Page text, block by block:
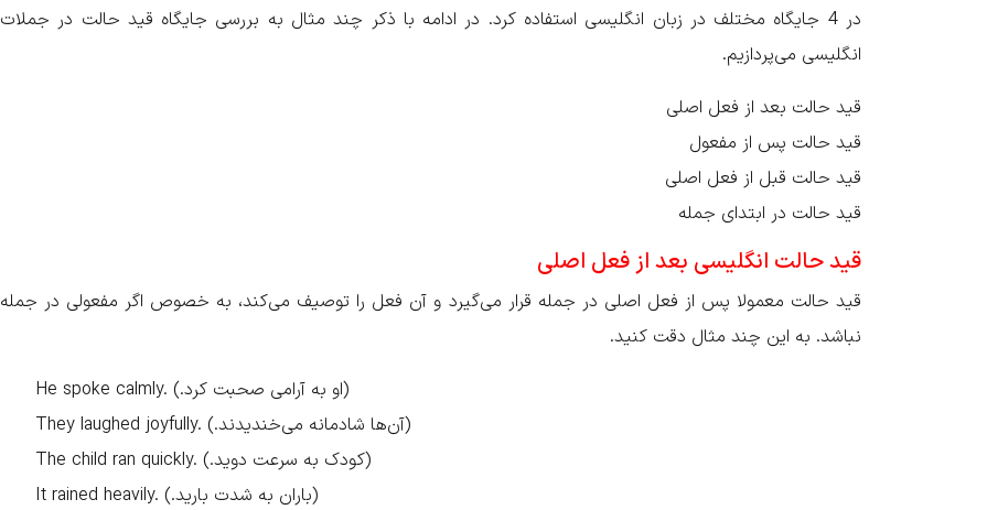
در 4 جایگاه مختلف در زبان انگلیسی استفاده کرد. در ادامه با ذکر چند مثال به بررسی جایگاه قید حالت در جملات
انگلیسی می‌پردازیم.
قید حالت بعد از فعل اصلی
قید حالت پس از مفعول
قید حالت قبل از فعل اصلی
قید حالت در ابتدای جمله
قید حالت انگلیسی بعد از فعل اصلی
قید حالت معمولا پس از فعل اصلی در جمله قرار می‌گیرد و آن فعل را توصیف می‌کند، به خصوص اگر مفعولی در جمله
نباشد. به این چند مثال دقت کنید.
He spoke calmly. (.او به آرامی صحبت کرد)
They laughed joyfully. (.آن‌ها شادمانه می‌خندیدند)
The child ran quickly. (.کودک به سرعت دوید)
It rained heavily. (.باران به شدت بارید)